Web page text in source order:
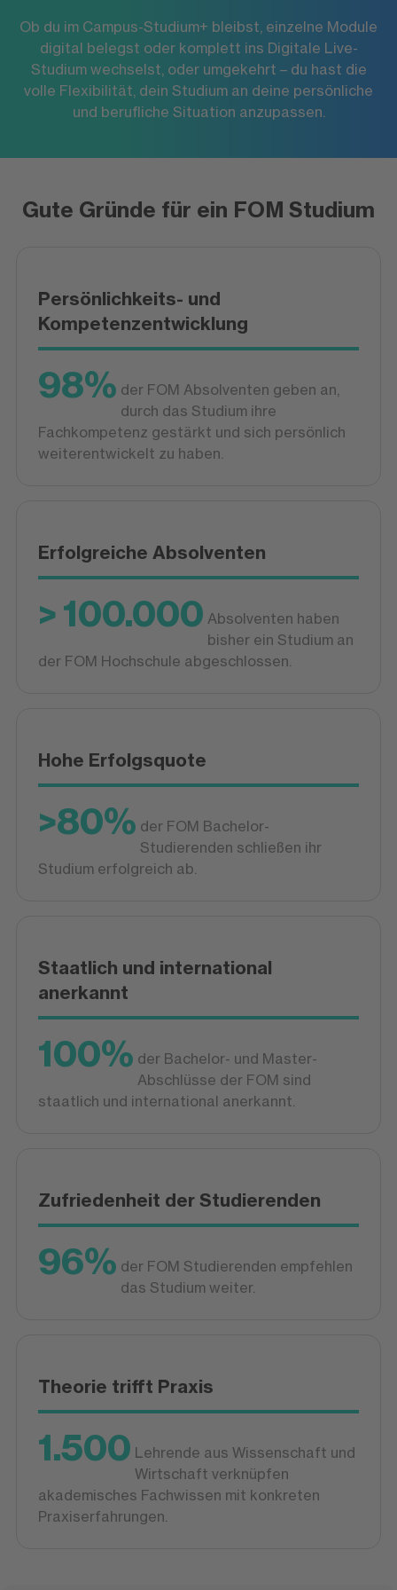
plus digitale Live-Vorlesungen
in
ausgewählten Modulen. Dein Vorteil: Vor jedem
Semester hast du die Möglichkeit, weitere
Module digital zu belegen, komplett virtuell zu
studieren oder dein Hochschulzentrum zu
komplett virtuell. Du kommunizierst live mit
Lehrenden und Kommilitonen, diskutierst im
Chat und arbeitest aktiv in kleinen Gruppen.
Die Vorlesungen werden in der Regel
aufgezeichnet und sind in der Mediathek
Semester hast du zu dem die Möglichkeit
zu absolvieren, oder komplett ins Campus-
Studium+ zu wechseln.
Ob du im Campus-Studium+ bleibst, einzelne Module
digital belegst oder komplett ins Digitale Live-
Studium wechselst, oder umgekehrt – du hast die
volle Flexibilität, dein Studium an deine persönliche
und berufliche Situation anzupassen.
Gute Gründe für ein FOM Studium
Persönlichkeits- und
Kompetenzentwicklung
98% der FOM Absolventen geben an,
durch das Studium ihre
Fachkompetenz gestärkt und sich persönlich
weiterentwickelt zu haben.
Erfolgreiche Absolventen
> 100.000 Absolventen haben
bisher ein Studium an
der FOM Hochschule abgeschlossen.
Hohe Erfolgsquote
>80% der FOM Bachelor-
Studierenden schließen ihr
Studium erfolgreich ab.
Staatlich und international
anerkannt
100% der Bachelor- und Master-
Abschlüsse der FOM sind
staatlich und international anerkannt.
Zufriedenheit der Studierenden
96% der FOM Studierenden empfehlen
das Studium weiter.
Theorie trifft Praxis
1.500 Lehrende aus Wissenschaft und
Wirtschaft verknüpfen
akademisches Fachwissen mit konkreten
Praxiserfahrungen.